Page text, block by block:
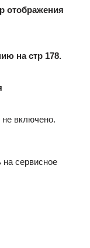
отображения
на стр 178.
не включено.
сервисное